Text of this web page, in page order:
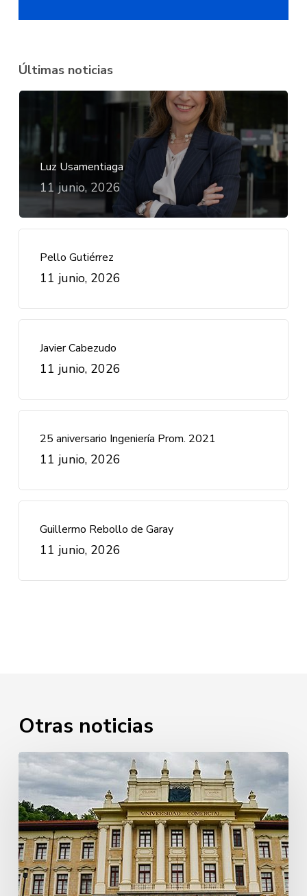
Últimas noticias
Luz Usamentiaga
11 junio, 2026
Pello Gutiérrez
11 junio, 2026
Javier Cabezudo
11 junio, 2026
25 aniversario Ingeniería Prom. 2021
11 junio, 2026
Guillermo Rebollo de Garay
11 junio, 2026
Otras noticias
25
aniversario
Ingeniería
Prom.
2021